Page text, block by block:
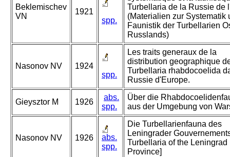
Beklemischev
VN
1921
spp.
Turbellaria de la Russie de
(Materialien zur Systematik
Faunistik der Turbellarien
Russlands)
Nasonov NV
1924
spp.
Les traits generaux de la
distribution geographique
Turbellaria rhabdocoelida
Russie d'Europe.
Gieysztor M 1926
abs.
spp.
Über die
aus der Umgebung von
Nasonov NV 1926
abs.
spp.
Die Turbellarienfauna des
Leningrader
Turbellaria of the Leningrad
Province]